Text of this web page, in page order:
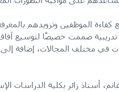
الموظفين وتزويدهم بالمعرفة
صممت خصيصًا لتوسيع آفاقهم
في مختلف المجالات، إضافة